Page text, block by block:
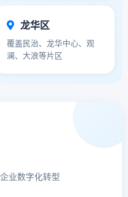
龙华区
覆盖民治、龙华中心、观
澜、大浪等片区
业数字化转型